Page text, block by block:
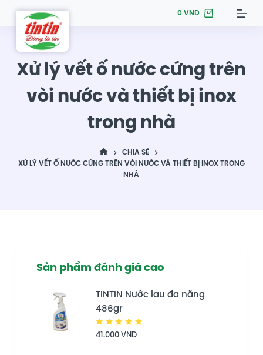
S
p
0VND
Xử lý vết ố nước cứng trên
vòi nước và thiết bị inox
trong nhà
CHIA SẺ
XỬ LÝ VẾT Ố NƯỚC CỨNG TRÊN VÒI NƯỚC VÀ THIẾT BỊ INOX TRONG
NHÀ
Sản phẩm đánh giá cao
TINTIN Nước lau đa năng
486gr
xếp hạng
41.000VND